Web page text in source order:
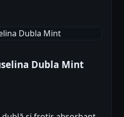
Dubla Mint